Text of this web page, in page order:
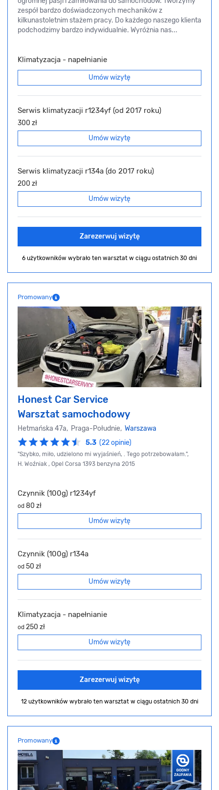
zespół bardzo doświadczonych mechaników z
kilkunastoletnim stażem pracy. Do każdego naszego klienta
podchodzimy bardzo indywidualnie. Wyróżnia nas...
Klimatyzacja - napełnianie
Umów wizytę
Serwis klimatyzacji r1234yf (od 2017 roku)
300 zł
Umów wizytę
Serwis klimatyzacji r134a (do 2017 roku)
200 zł
Umów wizytę
Zarezerwuj wizytę
6 użytkowników wybrało ten warsztat w ciągu ostatnich 30 dni
Promowany
Honest Car Service
Warsztat samochodowy
Hetmańska 47a, Praga-Południe, Warszawa
5.3 (22 opinie)
"Szybko, miło, udzielono mi wyjaśnień, . Tego potrzebowałam.",
H. Woźniak , Opel Corsa 1393 benzyna 2015
Czynnik (100g) r1234yf
od 80 zł
Umów wizytę
Czynnik (100g) r134a
od 50 zł
Umów wizytę
Klimatyzacja - napełnianie
od 250 zł
Umów wizytę
Zarezerwuj wizytę
12 użytkowników wybrało ten warsztat w ciągu ostatnich 30 dni
Promowany